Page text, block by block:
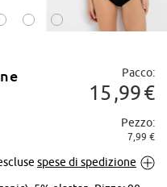
ingrandire
Pacco:
15 99€
Pezzo:
7,99 €
spese di spedizione